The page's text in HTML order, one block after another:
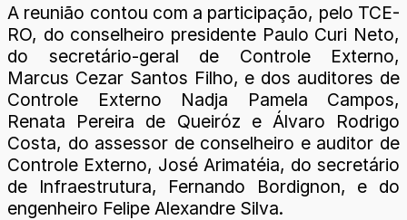
A reunião contou com a participação, pelo TCE-
RO, do conselheiro presidente Paulo Curi Neto,
do secretário-geral de Controle Externo,
Marcus Cezar Santos Filho, e dos auditores de
Controle Externo Nadja Pamela Campos,
Renata Pereira de Queiróz e Álvaro Rodrigo
Costa, do assessor de conselheiro e auditor de
Controle Externo, José Arimatéia, do secretário
de Infraestrutura, Fernando Bordignon, e do
engenheiro Felipe Alexandre Silva.